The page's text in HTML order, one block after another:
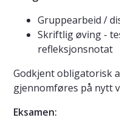
Gruppearbeid /
Skriftlig øving -
refleksjonsnotat
Godkjent obligatorisk
gjennomføres på nytt
Eksamen: